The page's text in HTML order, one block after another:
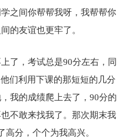
之间你帮帮我呀，我帮帮你
的友谊也更牢了。
了，考试总是90分左右，同
们利用下课的那短短的几分
我的成绩爬上去了，90分的
不敢来找我了。那次期末我
分，个个为我高兴。